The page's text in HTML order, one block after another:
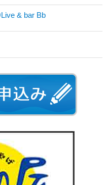
& bar Bb